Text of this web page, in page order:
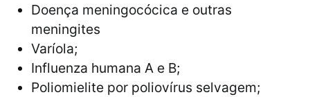
Doença meningocócica e outras
meningites
Varíola;
Influenza humana A e B;
Poliomielite por poliovírus selvagem;